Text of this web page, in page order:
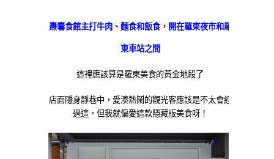
燾麘食館主打牛肉、麵食和飯食，開在羅東夜市和羅
東車站之間
這裡應該算是羅東美食的黃金地段了
店面隱身靜巷中，愛湊熱鬧的觀光客應該是不太會經
過這，但我就偏愛這款隱藏版美食呀！